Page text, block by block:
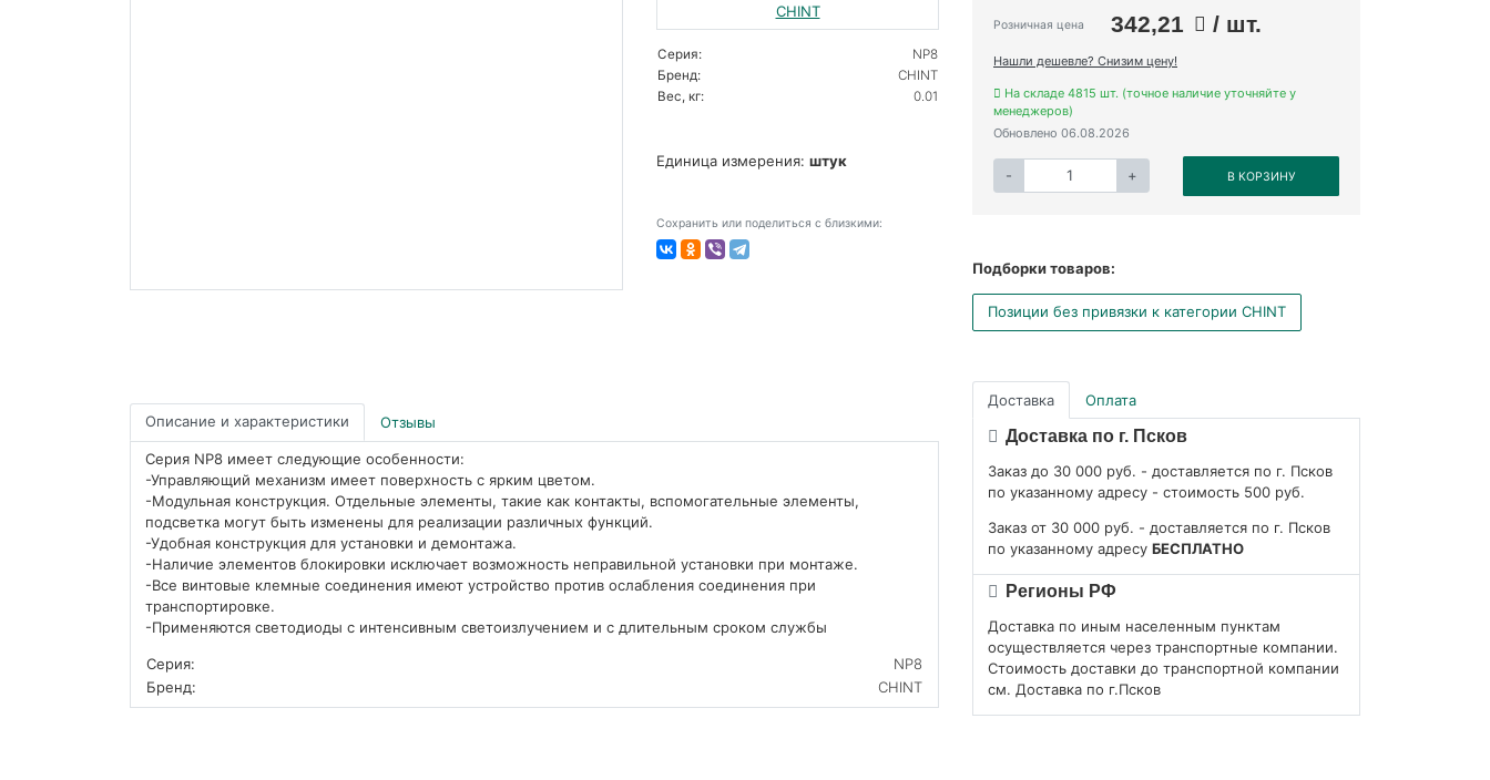
CHINT
Серия:
NP8
Бренд:
CHINT
Вес, кг:
0.01
Единица измерения: штук
Сохранить или поделиться с близкими:
Розничная цена 342,21 / шт.
Нашли дешевле? Снизим цену!
На складе 4815 шт. (точное наличие уточняйте у
менеджеров)
Обновлено 06.08.2026
- + В КОРЗИНУ
Подборки товаров:
Позиции без привязки к категории CHINT
Доставка Оплата
Доставка по г. Псков
Заказ до 30 000 руб. - доставляется по г. Псков
по указанному адресу - стоимость 500 руб.
Заказ от 30 000 руб. - доставляется по г. Псков
по указанному адресу БЕСПЛАТНО
Регионы РФ
Доставка по иным населенным пунктам
осуществляется через транспортные компании.
Стоимость доставки до транспортной компании
см. Доставка по г.Псков
Описание и характеристики Отзывы
Серия NP8 имеет следующие особенности:
-Управляющий механизм имеет поверхность с ярким цветом.
-Модульная конструкция. Отдельные элементы, такие как контакты, вспомогательные элементы,
подсветка могут быть изменены для реализации различных функций.
-Удобная конструкция для установки и демонтажа.
-Наличие элементов блокировки исключает возможность неправильной установки при монтаже.
-Все винтовые клемные соединения имеют устройство против ослабления соединения при
транспортировке.
-Применяются светодиоды с интенсивным светоизлучением и с длительным сроком службы
Серия:
NP8
Бренд:
CHINT